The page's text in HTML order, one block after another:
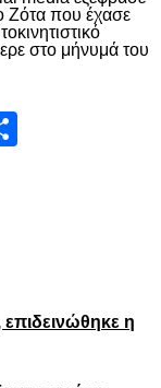
Ζότα που έχασε
στο μήνυμά του
η